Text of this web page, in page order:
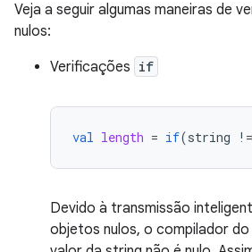
Veja a seguir algumas maneiras de
nulos:
Verificações if
val length = if(string !=
Devido à transmissão
objetos nulos, o compilador